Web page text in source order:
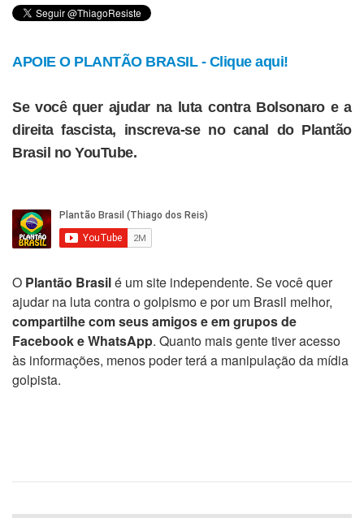
APOIE O PLANTÃO BRASIL - Clique aqui!
Se você quer ajudar na luta contra Bolsonaro e a
direita fascista, inscreva-se no canal do Plantão
Brasil no YouTube.
O Plantão Brasilé um site independente. Se você quer
ajudar na luta contra o golpismo e por um Brasil melhor,
compartilhe com seus amigos e em grupos de
Facebook e WhatsApp. Quanto mais gente tiver acesso
às informações, menos poder terá a manipulação da mídia
golpista.